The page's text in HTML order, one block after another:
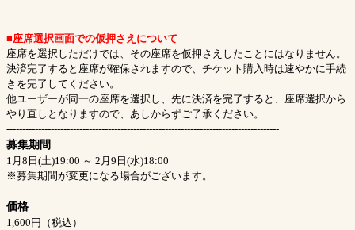
■座席選択画面での仮押さえについて
座席を選択しただけでは、その座席を仮押さえしたことにはなりません。
決済完了すると座席が確保されますので、チケット購入時は速やかに手続
きを完了してください。
他ユーザーが同一の座席を選択し、先に決済を完了すると、座席選択から
やり直しとなりますので、あしからずご了承ください。
--------------------------------------------------------------------------------------
募集期間
1月8日(土)19:00 ～ 2月9日(水)18:00
※募集期間が変更になる場合がございます。
価格
1,600円（税込）